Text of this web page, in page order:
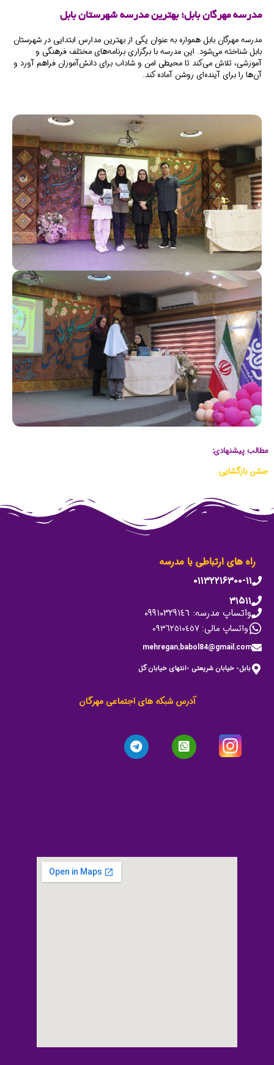
مدرسه مهرگان بابل؛ بهترین مدرسه شهرستان بابل
مدرسه مهرگان بابل همواره به عنوان یکی از بهترین مدارس ابتدایی در شهرستان
بابل شناخته می‌شود. این مدرسه با برگزاری برنامه‌های مختلف فرهنگی و
آموزشی، تلاش می‌کند تا محیطی امن و شاداب برای دانش‌آموزان فراهم آورد و
آن‌ها را برای آینده‌ای روشن آماده کند.
مطالب پیشنهادی:
جشن بازگشایی
راه های ارتباطی با مدرسه
۰۱۱۳۲۲۱۶۳۰۰-۱۱
۳۱۵۱۱
واتساپ مدرسه: ٠٩٩١٠٣٢٩١٤٦
واتساپ مالی: ٠٩٣٦٢٥١٠٤٥٧
mehregan.babol84@gmail.com
بابل- خیابان شریعتی -انتهای خیابان گل
آدرس شبکه های اجتماعی مهرگان